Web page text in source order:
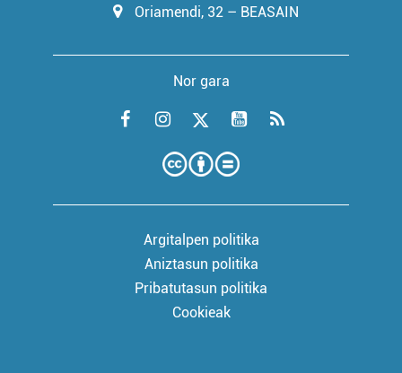
Oriamendi, 32 – BEASAIN
Nor gara
Argitalpen politika
Aniztasun politika
Pribatutasun politika
Cookieak